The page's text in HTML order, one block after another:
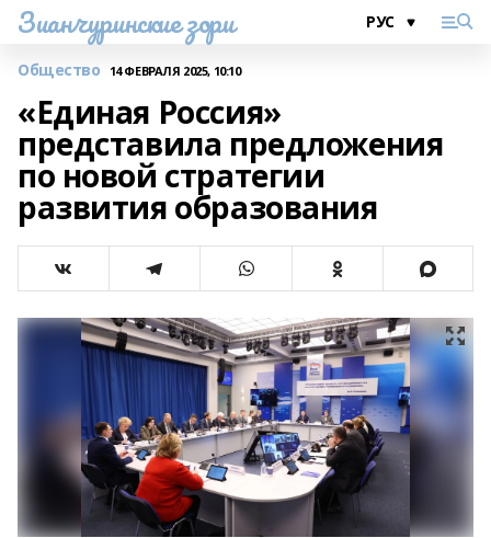
Зианчуринские зори
Общество 14 ФЕВРАЛЯ 2025, 10:10
«Единая Россия»
представила предложения
по новой стратегии
развития образования